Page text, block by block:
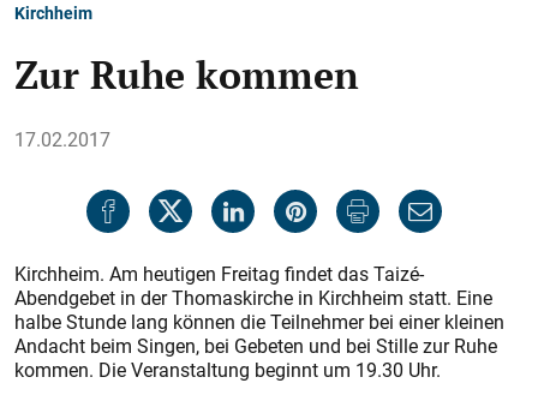
Kirchheim
Zur Ruhe kommen
17.02.2017
Kirchheim. Am heutigen Freitag findet das Taizé-
Abendgebet in der Thomaskirche in Kirchheim statt. Eine
halbe Stunde lang können die Teilnehmer bei einer kleinen
Andacht beim Singen, bei Gebeten und bei Stille zur Ruhe
kommen. Die Veranstaltung beginnt um 19.30 Uhr.